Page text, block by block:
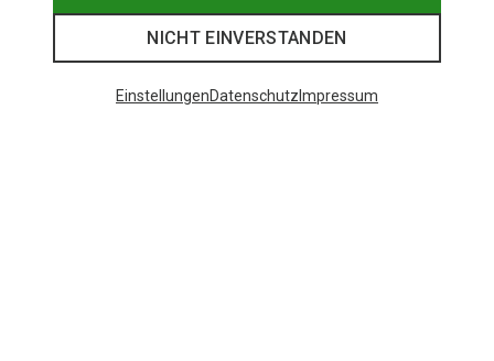
NICHT EINVERSTANDEN
EinstellungenDatenschutz Impressum